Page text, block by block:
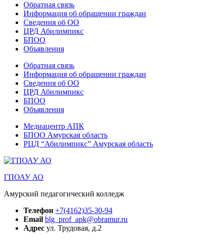
Обратная связь
Информация об обращении граждан
Сведения об ОО
ЦРД Абилимпикс
БПОО
Объявления
Обратная связь
Информация об обращении граждан
Сведения об ОО
ЦРД Абилимпикс
БПОО
Объявления
Медиацентр АПК
БПОО Амурская область
РЦД “Абилимпикс” Амурская область
ГПОАУ АО
Амурский педагогический колледж
Телефон +7(4162)35-30-94
Email blg_prof_apk@obramur.ru
Адрес ул. Трудовая, д.2